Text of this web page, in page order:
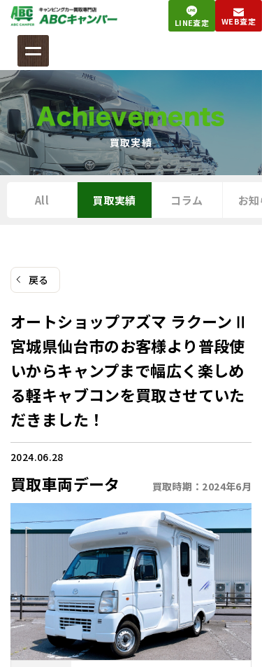
ツ
へ
ス
キ
ッ
プ
LINE査定 WEB査定
Achievements
買取実績
All 買取実績 コラム お知
戻る
オートショップアズマ ラクーンⅡ
宮城県仙台市のお客様より普段使
いからキャンプまで幅広く楽しめ
る軽キャブコンを買取させていた
だきました！
2024.06.28
買取車両データ 買取時期： 2024年6月